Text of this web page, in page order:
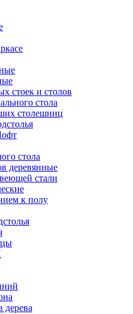
стоек и столов
стола
столешниц
стола
деревянные
стали
к полу